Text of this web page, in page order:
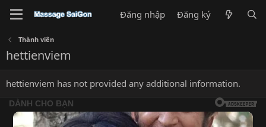
Đăng nhập Đăng ký
Thành viên
hettienviem
hettienviem has not provided any additional information.